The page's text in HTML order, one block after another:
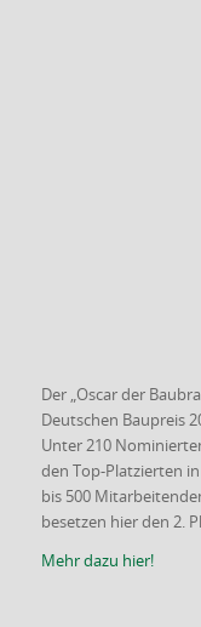
Der „Oscar der
Deutschen Baupreis
Unter 210
den Top-Platzierten
bis 500
besetzen hier den 2.
Mehr dazu hier!